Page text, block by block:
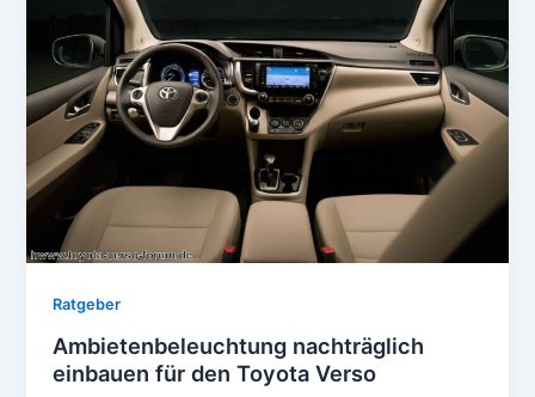
Ratgeber
Ambietenbeleuchtung nachträglich
einbauen für den Toyota Verso